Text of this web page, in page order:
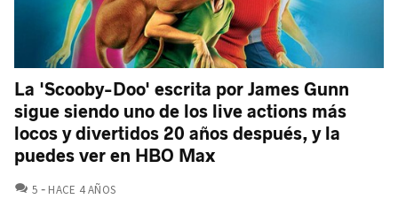
La 'Scooby-Doo' escrita por James Gunn
sigue siendo uno de los live actions más
locos y divertidos 20 años después, y la
puedes ver en HBO Max
5 COMENTARIOS
HACE 4 AÑOS